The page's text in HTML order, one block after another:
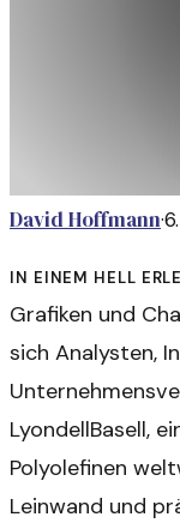
David Hoffmann·
In einem hell
Grafiken und
sich Analysten,
LyondellBasell,
Polyolefinen
Leinwand und